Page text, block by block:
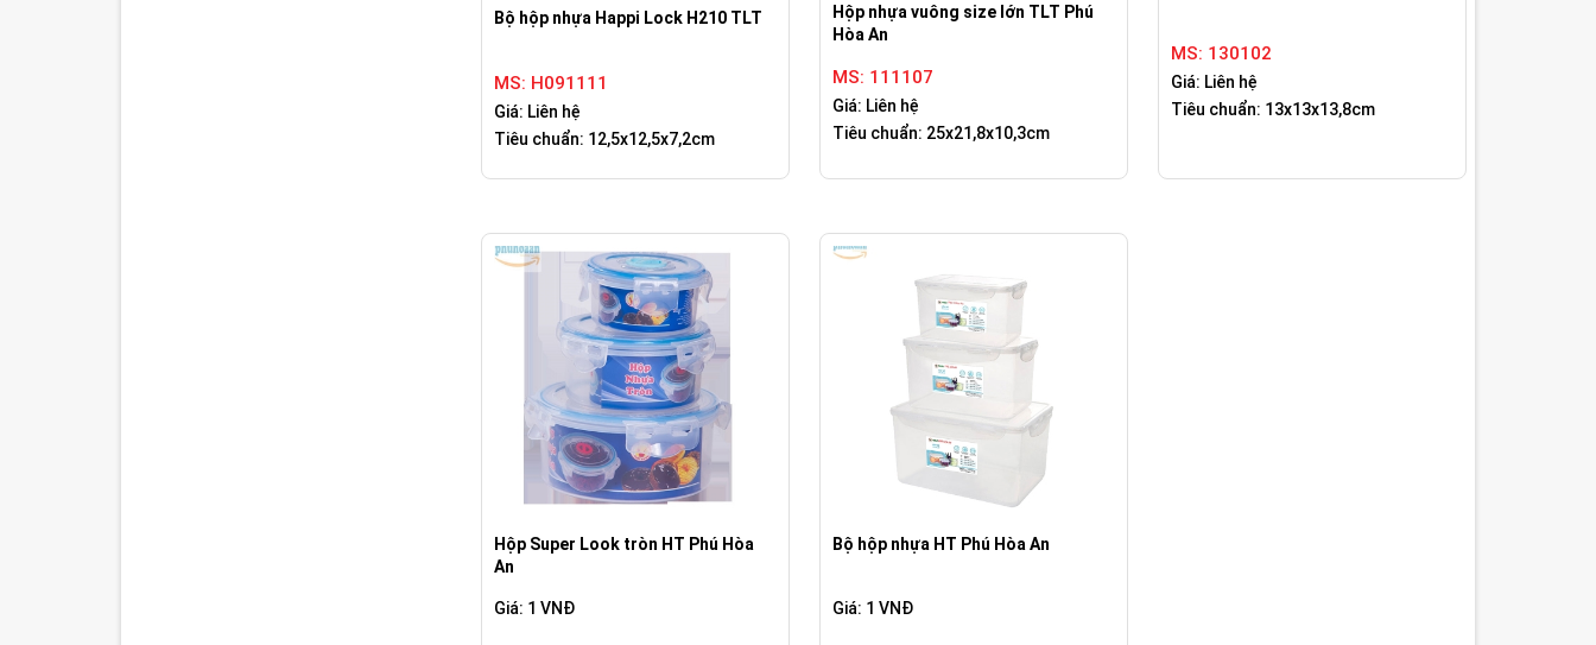
Bộ hộp nhựa Happi Lock H210 TLT
MS: H091111
Giá: Liên hệ
Tiêu chuẩn: 12,5x12,5x7,2cm
Hộp nhựa vuông size lớn TLT Phú
Hòa An
MS: 111107
Giá: Liên hệ
Tiêu chuẩn: 25x21,8x10,3cm
MS: 130102
Giá: Liên hệ
Tiêu chuẩn: 13x13x13,8cm
Hộp Super Look tròn HT Phú Hòa
An
Giá: 1 VNĐ
Bộ hộp nhựa HT Phú Hòa An
Giá: 1 VNĐ